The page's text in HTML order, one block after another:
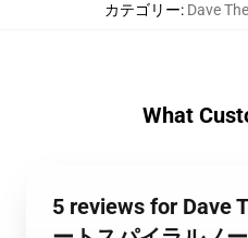
カテゴリー: Dave
What
5 reviews for Dave